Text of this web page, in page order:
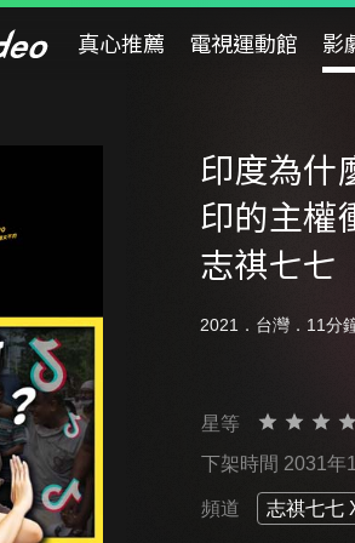
真心推薦 電視運動館 影
印度為什
印的主權
志祺七七
2021．台灣．11分
星等
下架時間 2031年
頻道 志祺七七